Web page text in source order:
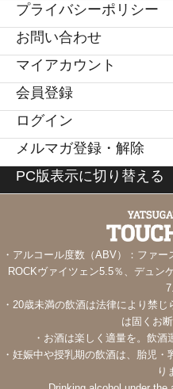
プライバシーポリシー
お問い合わせ
マイアカウント
会員登録
ログイン
メルマガ登録・解除
PC版表示に切り替える
・アルコール度数（ABV）：ファ
ROCKヴァイツェン5.5％、デュン
・20歳未満の飲酒は法律により禁
は固くお
・お酒は楽しく適量を。飲酒
・妊娠中や授乳期の飲酒は、胎児
り